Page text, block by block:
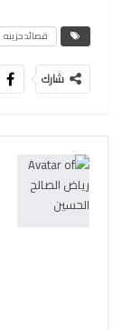
قصائد حزينه
شارك